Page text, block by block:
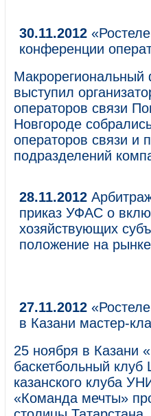
30.11.2012
конференции
выступил
операторов связи
Новгороде
операторов связи и
подразделений
28.11.2012
приказ УФАС о
хозяйствующих
положение на рынке
27.11.2012
в Казани мастер-
25 ноября в Казани
баскетбольный клуб
казанского клуба
«Команда мечты»